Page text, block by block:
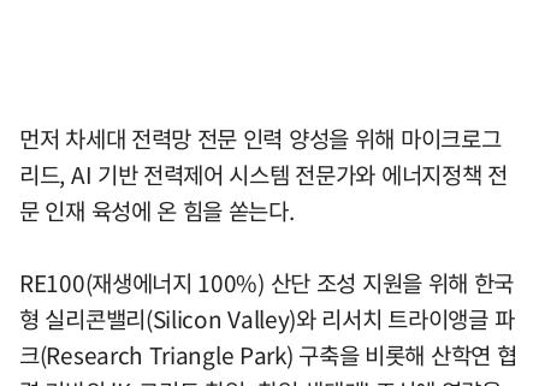
먼저 차세대 전력망 전문 인력 양성을 위해 마이크로그
리드, AI 기반 전력제어 시스템 전문가와 에너지정책 전
문 인재 육성에 온 힘을 쏟는다.
RE100(재생에너지 100%) 산단 조성 지원을 위해 한국
형 실리콘밸리(Silicon Valley)와 리서치 트라이앵글 파
크(Research Triangle Park) 구축을 비롯해 산학연 협